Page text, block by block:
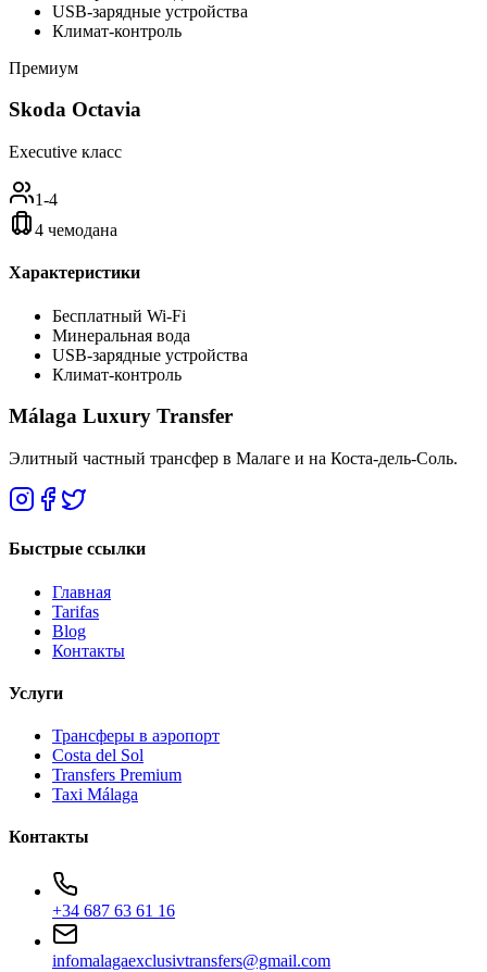
USB-зарядные устройства
Климат-контроль
Премиум
Skoda Octavia
Executive класс
1-4
4 чемодана
Характеристики
Бесплатный Wi-Fi
Минеральная вода
USB-зарядные устройства
Климат-контроль
Málaga Luxury Transfer
Элитный частный трансфер в Малаге и на Коста-дель-Соль.
Быстрые ссылки
Главная
Tarifas
Blog
Контакты
Услуги
Трансферы в аэропорт
Costa del Sol
Transfers Premium
Taxi Málaga
Контакты
+34 687 63 61 16
infomalagaexclusivtransfers@gmail.com